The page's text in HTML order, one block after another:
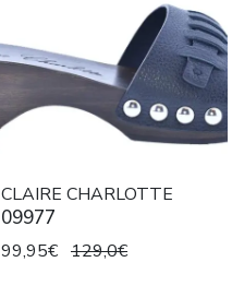
CLAIRE CHARLOTTE
09977
99,95€ 129,0€